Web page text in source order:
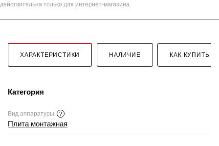
только для интернет-магазина.
ХАРАКТЕРИСТИКИ НАЛИЧИЕ КАК КУПИТЬ
Категория
Вид аппаратуры ?
Плита монтажная